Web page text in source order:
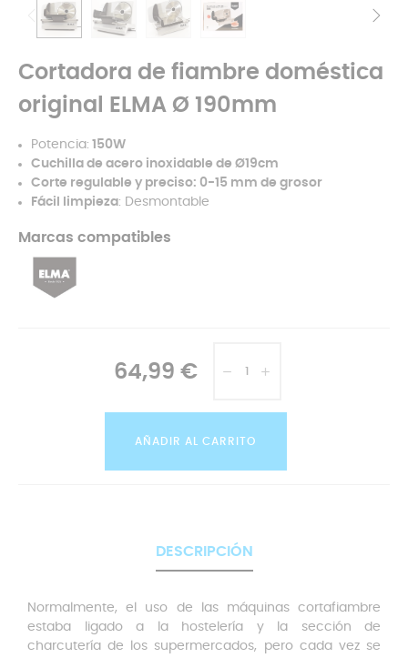
Cortadora de fiambre doméstica
original ELMA Ø 190mm
Potencia: 150W
Cuchilla de acero inoxidable de Ø19cm
Corte regulable y preciso: 0-15 mm de grosor
Fácil limpieza: Desmontable
Marcas compatibles
64,99 €
AÑADIR AL CARRITO
DESCRIPCIÓN
Normalmente, el uso de las máquinas cortafiambre
estaba ligado a la hostelería y la sección de
charcutería de los supermercados, pero cada vez se